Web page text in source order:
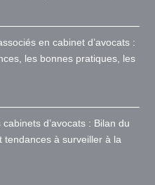
en cabinet d’avocats :
les bonnes pratiques, les
d’avocats : Bilan du
tendances à surveiller à la